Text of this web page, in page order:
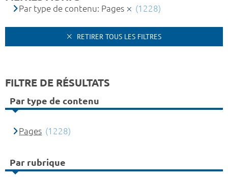
Par type de contenu: Pages (1228)
RETIRER TOUS LES FILTRES
FILTRE DE RÉSULTATS
Par type de contenu
Pages (1228)
Par rubrique